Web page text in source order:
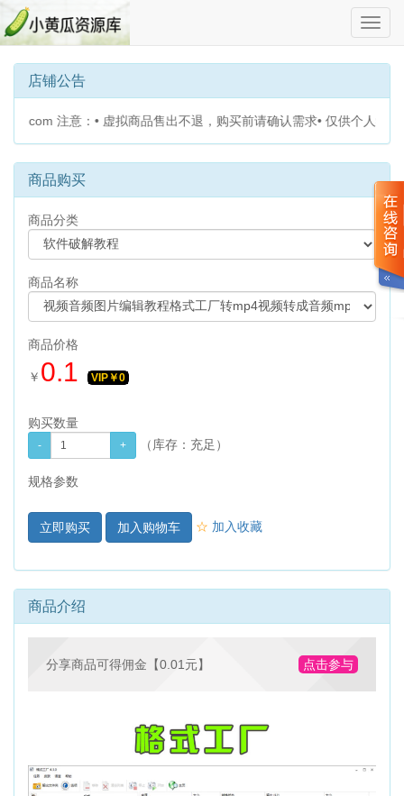
切
换
导
店铺公告
注意：• 虚拟商品售出不退，购买前请确认需求• 仅供个人学习
商品购买
商品分类
商品名称
商品价格
￥ 0.1 VIP￥0
购买数量
（库存： 充足 ）
规格参数
加入购物车 ☆ 加入收藏
商品介绍
分享商品可得佣金【0.01元】 点击参与